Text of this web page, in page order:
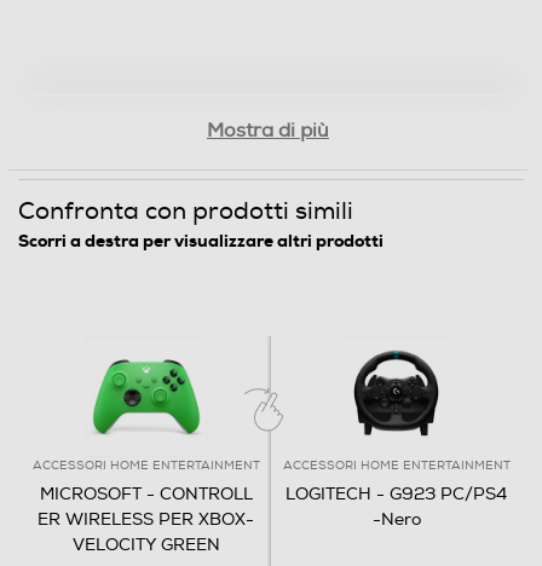
Mostra di più
Confronta con prodotti simili
Scorri a destra per visualizzare altri prodotti
ACCESSORI HOME ENTERTAINMENT
MICROSOFT - CONTROLL
ER WIRELESS PER XBOX-
VELOCITY GREEN
ACCESSORI HOME ENTERTAINMENT
LOGITECH - G923 PC/PS4
-Nero